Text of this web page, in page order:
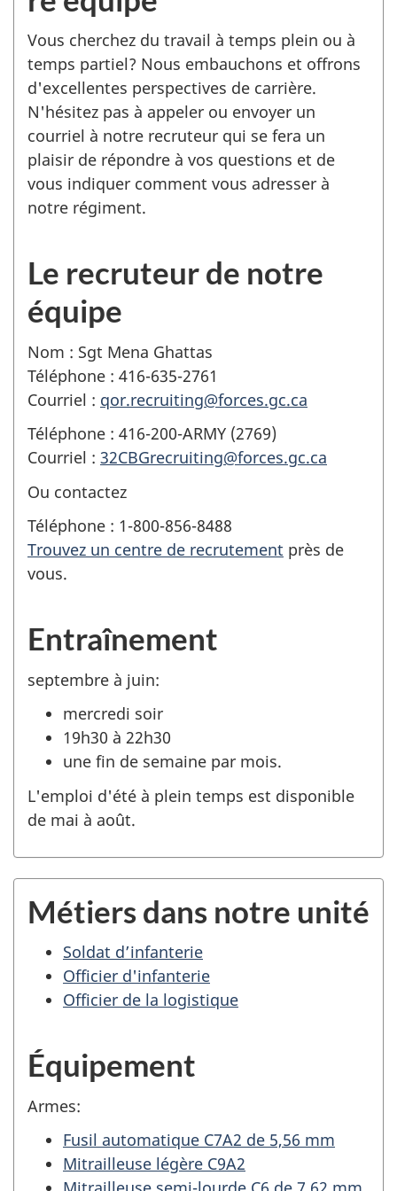
Vous cherchez du travail à temps plein ou à
temps partiel? Nous embauchons et offrons
d'excellentes perspectives de carrière.
N'hésitez pas à appeler ou envoyer un
courriel à notre recruteur qui se fera un
plaisir de répondre à vos questions et de
vous indiquer comment vous adresser à
notre régiment.
Le recruteur de notre
équipe
Nom : Sgt Mena Ghattas
Téléphone : 416-635-2761
Courriel : qor.recruiting@forces.gc.ca
Téléphone : 416-200-ARMY (2769)
Courriel : 32CBGrecruiting@forces.gc.ca
Ou contactez
Téléphone : 1-800-856-8488
Trouvez un centre de recrutement près de
vous.
Entraînement
septembre à juin:
mercredi soir
19h30 à 22h30
une fin de semaine par mois.
L'emploi d'été à plein temps est disponible
de mai à août.
Métiers dans notre unité
Soldat d’infanterie
Officier d'infanterie
Officier de la logistique
Équipement
Armes:
Fusil automatique C7A2 de 5,56 mm
Mitrailleuse légère C9A2